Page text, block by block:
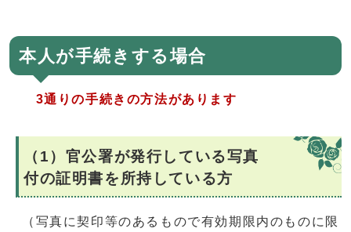
本人が手続きする場合
3通りの手続きの方法があります
（1）官公署が発行している写真
付の証明書を所持している方
（写真に契印等のあるもので有効期限内のものに限